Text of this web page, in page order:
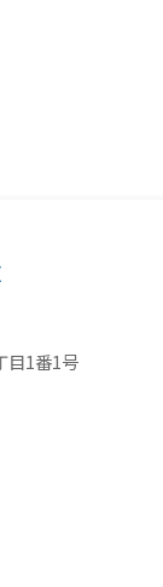
目1番1号